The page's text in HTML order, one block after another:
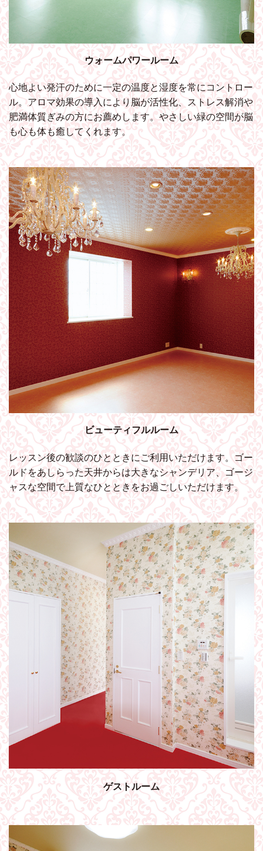
ウォームパワールーム
心地よい発汗のために一定の温度と湿度を常にコントロー
ル。アロマ効果の導入により脳が活性化、ストレス解消や
肥満体質ぎみの方にお薦めします。やさしい緑の空間が脳
も心も体も癒してくれます。
ビューティフルルーム
レッスン後の歓談のひとときにご利用いただけます。ゴー
ルドをあしらった天井からは大きなシャンデリア、ゴージ
ャスな空間で上質なひとときをお過ごしいただけます。
ゲストルーム